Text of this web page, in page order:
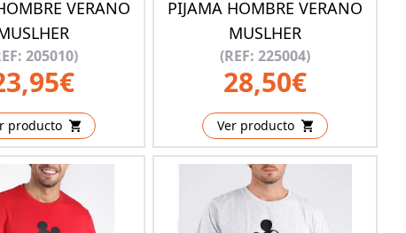
VERANO
205010)
producto
PIJAMA HOMBRE VERANO
MUSLHER
(REF: 225004)
28,50€
Ver producto